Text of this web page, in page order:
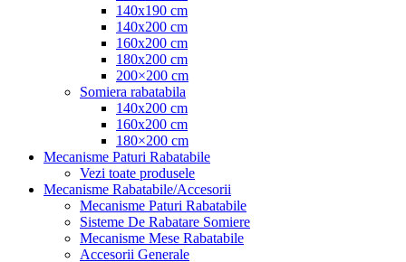
140x190 cm
140x200 cm
160x200 cm
180x200 cm
200×200 cm
Somiera rabatabila
140x200 cm
160x200 cm
180×200 cm
Mecanisme Paturi Rabatabile
Vezi toate produsele
Mecanisme Rabatabile/Accesorii
Mecanisme Paturi Rabatabile
Sisteme De Rabatare Somiere
Mecanisme Mese Rabatabile
Accesorii Generale